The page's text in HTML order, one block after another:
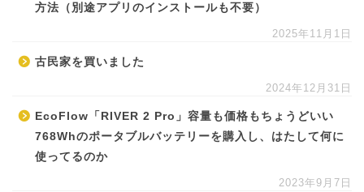
方法（別途アプリのインストールも不要）
2025年11月1日
古民家を買いました
2024年12月31日
EcoFlow「RIVER 2 Pro」容量も価格もちょうどいい
768Whのポータブルバッテリーを購入し、はたして何に
使ってるのか
2023年9月7日